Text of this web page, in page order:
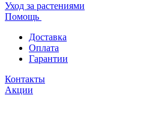
Уход за растениями
Помощь
Доставка
Оплата
Гарантии
Контакты
Акции